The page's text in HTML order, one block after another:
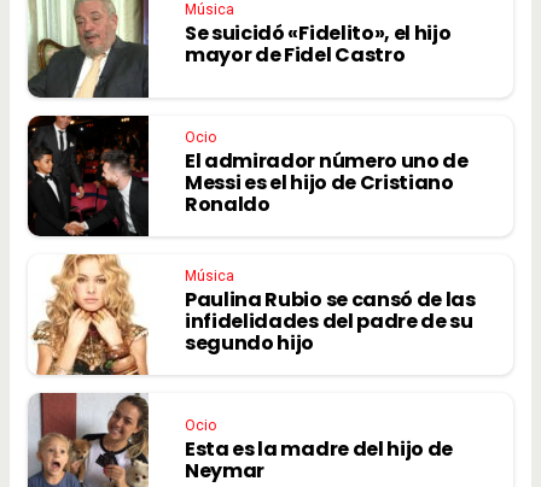
Música
Se suicidó «Fidelito», el hijo
mayor de Fidel Castro
Ocio
El admirador número uno de
Messi es el hijo de Cristiano
Ronaldo
Música
Paulina Rubio se cansó de las
infidelidades del padre de su
segundo hijo
Ocio
Esta es la madre del hijo de
Neymar